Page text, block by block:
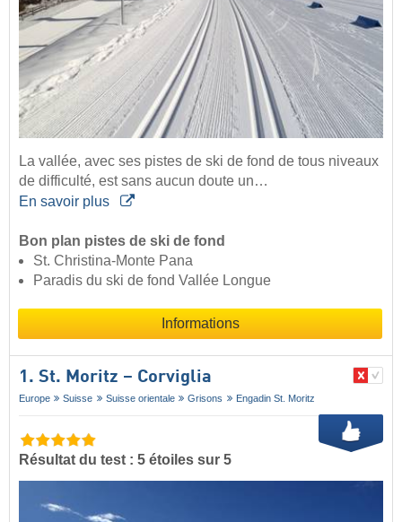
La vallée, avec ses pistes de ski de fond de tous niveaux
de difficulté, est sans aucun doute un…
En savoir plus
Bon plan pistes de ski de fond
St. Christina-Monte Pana
Paradis du ski de fond Vallée Longue
Informations
1. St. Moritz – Corviglia
Europe Suisse Suisse orientale Grisons Engadin St. Moritz
Résultat du test : 5 étoiles sur 5